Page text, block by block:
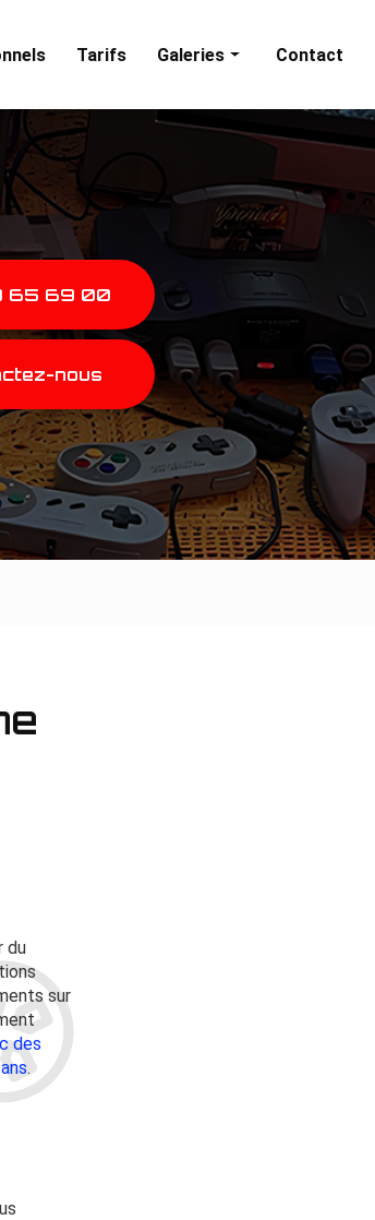
Tarifs Galeries
Animations particuliers
Contact
65 69 00
nous
du
sur
des
.